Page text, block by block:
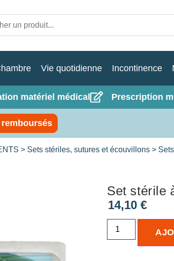
Vie quotidienne Incontinence
matériel médical Prescription
remboursés
> Sets stériles, sutures et écouvillons >
Set stérile
14,10 €